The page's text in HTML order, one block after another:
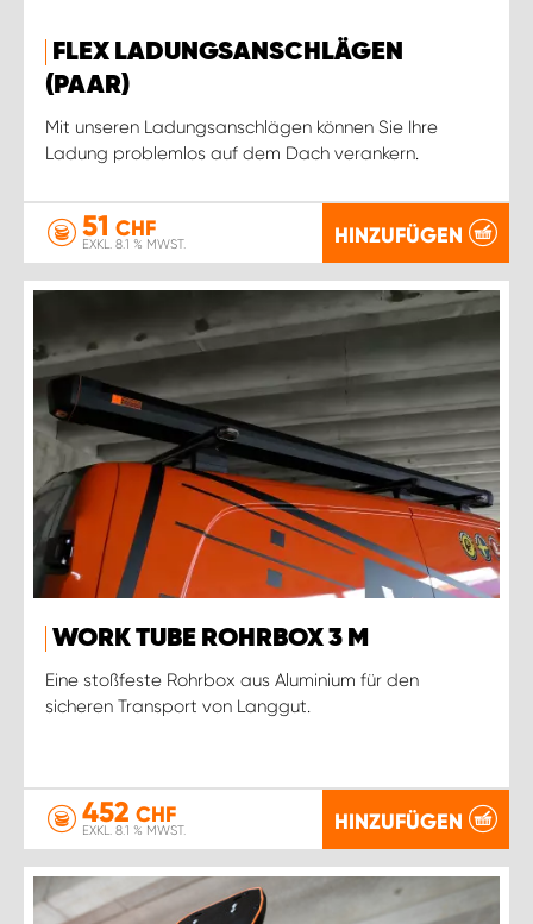
FLEX LADUNGSANSCHLÄGEN
(PAAR)
Mit unseren Ladungsanschlägen können Sie Ihre
Ladung problemlos auf dem Dach verankern.
51 CHF
EXKL. 8.1 % MWST. HINZUFÜGEN
WORK TUBE ROHRBOX 3 M
Eine stoßfeste Rohrbox aus Aluminium für den
sicheren Transport von Langgut.
452 CHF
EXKL. 8.1 % MWST. HINZUFÜGEN